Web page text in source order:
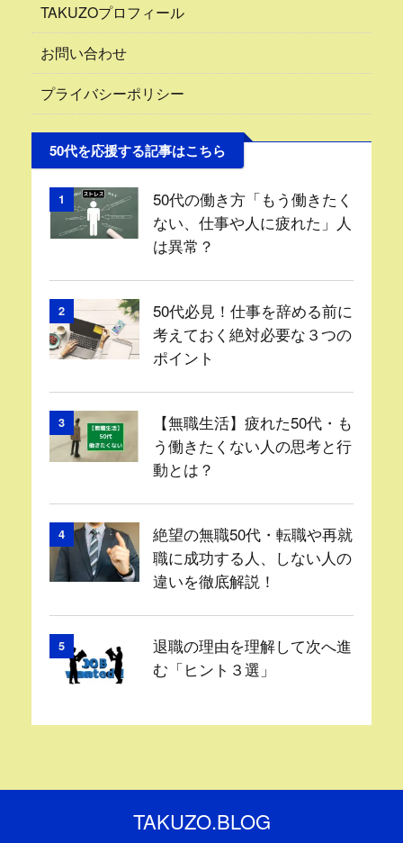
TAKUZOプロフィール
お問い合わせ
プライバシーポリシー
50代を応援する記事はこちら
1
50代の働き方「もう働きたく
ない、仕事や人に疲れた」人
は異常？
2
50代必見！仕事を辞める前に
考えておく絶対必要な３つの
ポイント
3
【無職生活】疲れた50代・も
う働きたくない人の思考と行
動とは？
4
絶望の無職50代・転職や再就
職に成功する人、しない人の
違いを徹底解説！
5
退職の理由を理解して次へ進
む「ヒント３選」
TAKUZO.BLOG